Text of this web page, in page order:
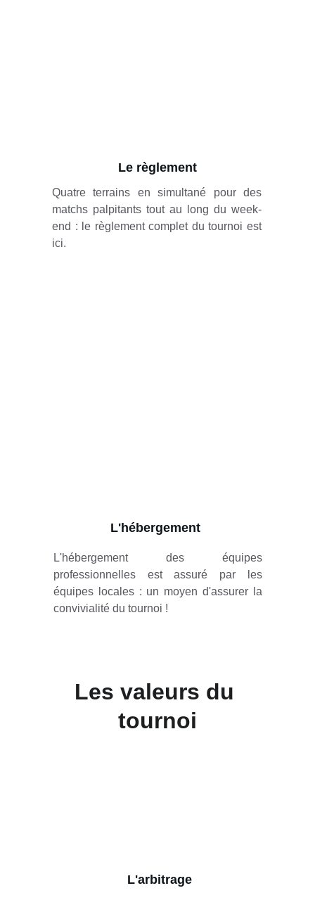
Le règlement
Quatre terrains en simultané pour des
matchs palpitants tout au long du week-
end : le règlement complet du tournoi est
ici.
L'hébergement des équipes
professionnelles est assuré par les
équipes locales : un moyen d'assurer la
convivialité du tournoi !
L'hébergement
Les valeurs du
tournoi
L'arbitrage